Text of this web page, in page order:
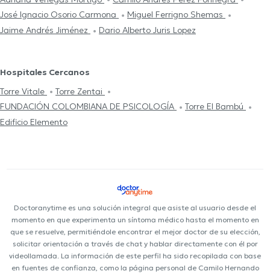
José Ignacio Osorio Carmona
Miguel Ferrigno Shemas
Jaime Andrés Jiménez
Dario Alberto Juris Lopez
Hospitales Cercanos
Torre Vitale
Torre Zentai
FUNDACIÓN COLOMBIANA DE PSICOLOGÍA
Torre El Bambú
Edificio Elemento
Doctoranytime es una solución integral que asiste al usuario desde el
momento en que experimenta un síntoma médico hasta el momento en
que se resuelve, permitiéndole encontrar el mejor doctor de su elección,
solicitar orientación a través de chat y hablar directamente con él por
videollamada. La información de este perfil ha sido recopilada con base
en fuentes de confianza, como la página personal de Camilo Hernando